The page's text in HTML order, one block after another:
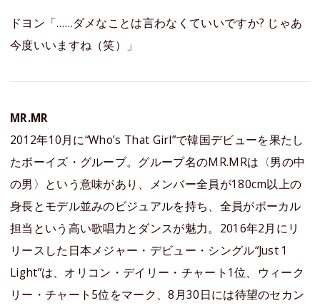
ドヨン「……ダメなことは言わなくていいですか? じゃあ
今度いいますね（笑）」
MR.MR
2012年10月に“Who’s That Girl”で韓国デビューを果たし
たボーイズ・グループ。グループ名のMR.MRは〈男の中
の男〉という意味があり、メンバー全員が180cm以上の
身長とモデル並みのビジュアルを持ち、全員がボーカル
担当という高い歌唱力とダンスが魅力。2016年2月にリ
リースした日本メジャー・デビュー・シングル“Just 1
Light”は、オリコン・デイリー・チャート1位、ウィーク
リー・チャート5位をマーク、8月30日には待望のセカン